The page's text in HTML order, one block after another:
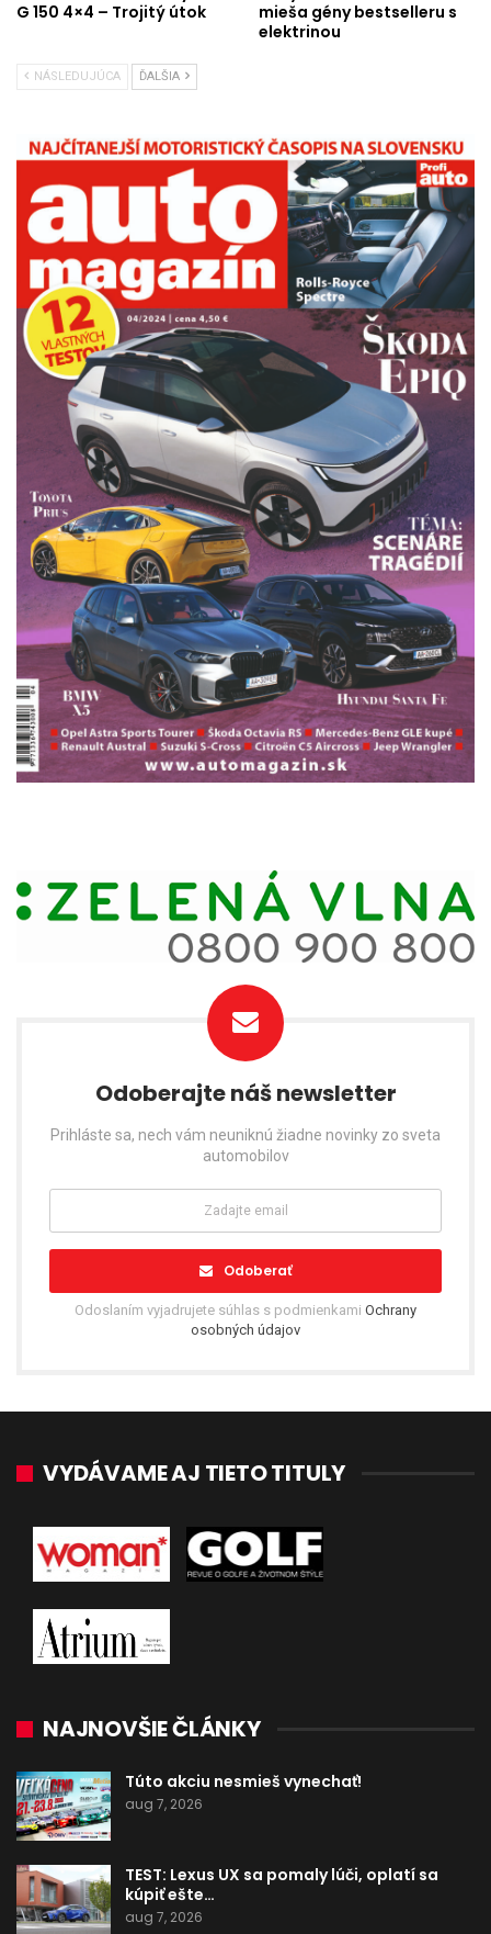
G 150 4×4 – Trojitý útok
mieša gény bestselleru s
elektrinou
NÁSLEDUJÚCA ĎALŠIA
Odoberajte náš newsletter
Prihláste sa, nech vám neuniknú žiadne novinky zo sveta
automobilov
Odoberať
Odoslaním vyjadrujete súhlas s podmienkami Ochrany
osobných údajov
VYDÁVAME AJ TIETO TITULY
NAJNOVŠIE ČLÁNKY
Túto akciu nesmieš vynechať!
aug 7, 2026
TEST: Lexus UX sa pomaly lúči, oplatí sa
kúpiť ešte…
aug 7, 2026